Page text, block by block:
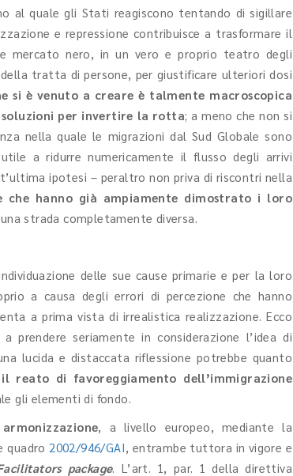
al quale gli Stati reagiscono tentando di sigillare
e repressione contribuisce a trasformare il
mercato nero, in un vero e proprio teatro degli
tratta di persone, per giustificare ulteriori dosi
si è venuto a creare è talmente macroscopica
soluzioni per invertire la rotta; a meno che non si
nella quale le migrazioni dal Sud Globale sono
a ridurre numericamente il flusso degli arrivi
ipotesi – peraltro non priva di riscontri nella
hanno già ampiamente dimostrato i loro
strada completamente diversa.
delle sue cause primarie e per la loro
a causa degli errori di percezione che hanno
a prima vista di irrealistica realizzazione. Ecco
seriamente in considerazione l’idea di
lucida e distaccata riflessione potrebbe quanto
reato di favoreggiamento dell’immigrazione
gli elementi di fondo.
armonizzazione, a livello europeo, mediante la
quadro 2002/946/GAI, entrambe tuttora in vigore e
package. L’art. 1, par. 1 della direttiva